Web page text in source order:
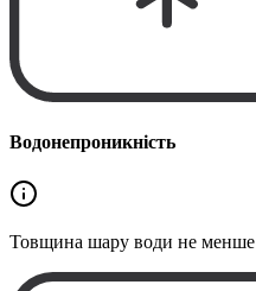
Водонепроникність
Товщина шару води не менше